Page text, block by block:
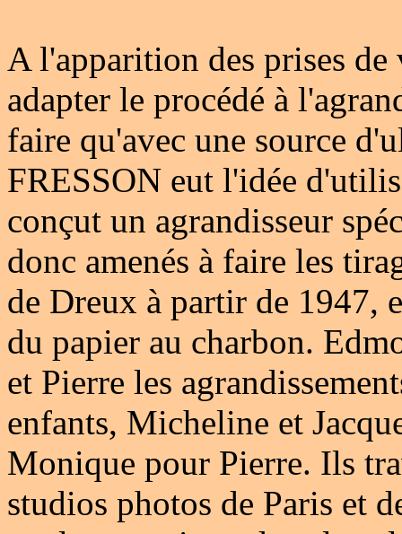
A l'apparition des prises
adapter le procédé à
faire qu'avec une source
FRESSON eut l'idée
conçut un agrandisseur
donc amenés à faire les
de Dreux à partir de 1947,
du papier au charbon.
et Pierre les
enfants, Micheline et
Monique pour Pierre. Ils
studios photos de Paris et